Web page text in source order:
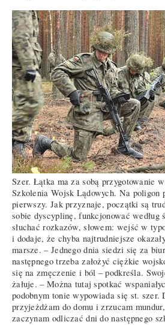
Szer. Łątka ma za sobą przygotowanie
Szkolenia Wojsk Lądowych. Na poligon
pierwszy. Jak przyznaje, początki są
sobie dyscyplinę, funkcjonować według
słuchać rozkazów, słowem: wejść w
i dodaje, że chyba najtrudniejsze
marsze. – Jednego dnia siedzi się za
następnego trzeba założyć ciężkie
się na zmęczenie i ból – podkreśla.
żałuje. – Można tutaj spotkać
podobnym tonie wypowiada się st.
przyjeżdżam do domu i zrzucam
zaczynam odliczać dni do następnego